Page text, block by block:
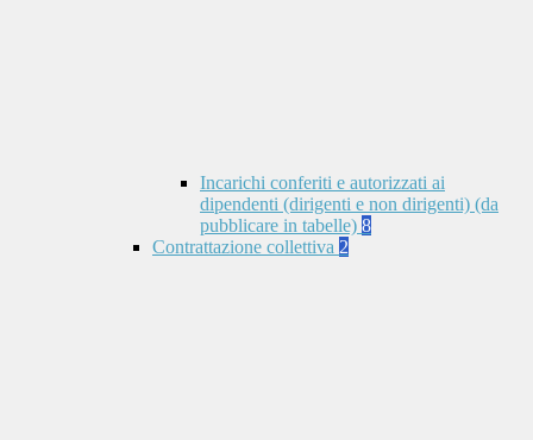
Incarichi conferiti e autorizzati ai
dipendenti (dirigenti e non dirigenti) (da
pubblicare in tabelle) 8
Contrattazione collettiva 2